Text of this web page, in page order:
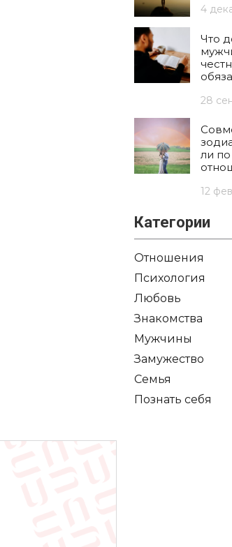
4
Что
28
ли
12
Категории
Отношения
Психология
Любовь
Знакомства
Мужчины
Замужество
Семья
Познать себя